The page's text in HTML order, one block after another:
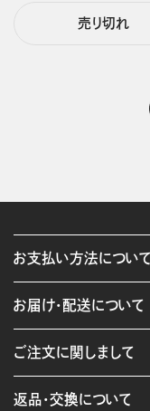
売り切れ
お支払い方法について
お届け・配送について
ご注文に関しまして
返品・交換について